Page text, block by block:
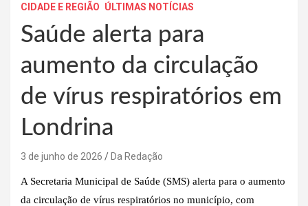
CIDADE E REGIÃO ÚLTIMAS NOTÍCIAS
Saúde alerta para
aumento da circulação
de vírus respiratórios em
Londrina
3 de junho de 2026 Da Redação
A Secretaria Municipal de Saúde (SMS) alerta para o aumento
da circulação de vírus respiratórios no município, com